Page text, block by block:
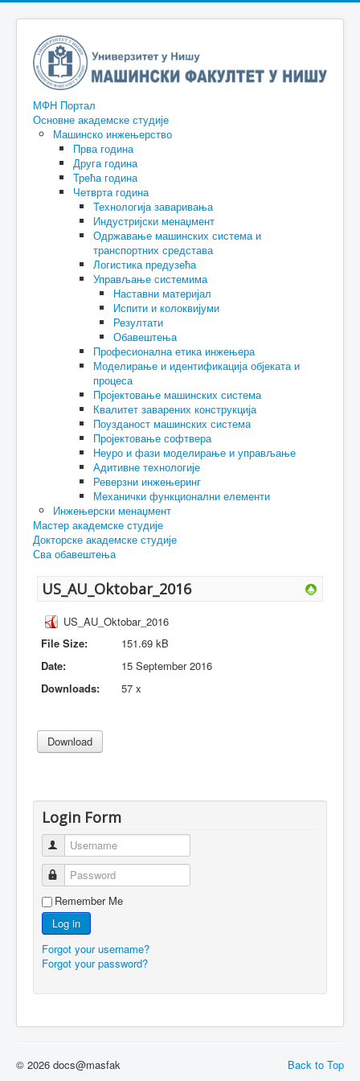
МФН Портал
Основне академске студије
Машинско инжењерство
Прва година
Друга година
Трећа година
Четврта година
Технологија заваривања
Индустријски менаџмент
Одржавање машинских система и
транспортних средстава
Логистика предузећа
Управљање системима
Наставни материјал
Испити и колоквијуми
Резултати
Обавештења
Професионална етика инжењера
Моделирање и идентификација објеката и
процеса
Пројектовање машинских система
Квалитет заварених конструкција
Поузданост машинских система
Пројектовање софтвера
Неуро и фази моделирање и управљање
Адитивне технологије
Реверзни инжењеринг
Механички функционални елементи
Инжењерски менаџмент
Мастер академске студије
Докторске академске студије
Сва обавештења
US_AU_Oktobar_2016
US_AU_Oktobar_2016
File Size:
151.69 kB
Date:
15 September 2016
Downloads:
57 x
Login Form
Username
Password
Remember Me
Log in
Forgot your username?
Forgot your password?
Back to Top
© 2026 docs@masfak